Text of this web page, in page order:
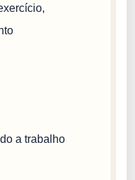
a trabalho